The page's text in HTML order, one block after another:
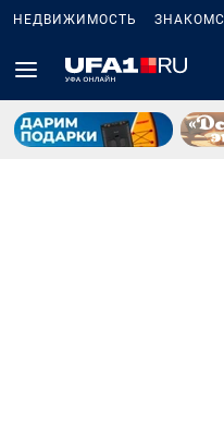
НЕДВИЖИМОСТЬ